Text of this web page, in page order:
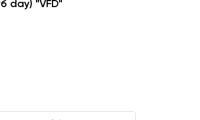
day) "VFD"